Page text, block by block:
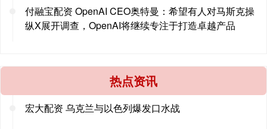
付融宝配资 OpenAI CEO奥特曼：希望有人对马斯克操
纵X展开调查，OpenAI将继续专注于打造卓越产品
热点资讯
宏大配资 乌克兰与以色列爆发口水战